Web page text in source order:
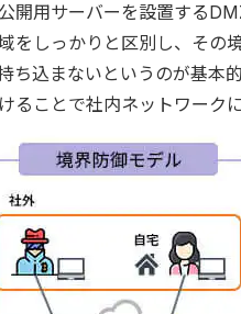
開用サーバーを設置する
をしっかりと区別し、その
ち込まないというのが基本
ることで社内ネットワーク